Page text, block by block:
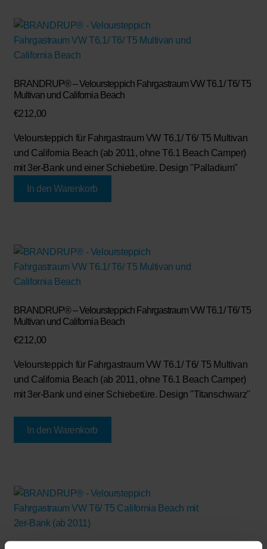
BRANDRUP® – Veloursteppich Fahrgastraum VW T6.1/ T6/ T5
Multivan und California Beach
€212,00
Veloursteppich für Fahrgastraum VW T6.1/ T6/ T5 Multivan
und California Beach (ab 2011, ohne T6.1 Beach Camper)
mit 3er-Bank und einer Schiebetüre. Design "Palladium"
In den Warenkorb
BRANDRUP® – Veloursteppich Fahrgastraum VW T6.1/ T6/ T5
Multivan und California Beach
€212,00
Veloursteppich für Fahrgastraum VW T6.1/ T6/ T5 Multivan
und California Beach (ab 2011, ohne T6.1 Beach Camper)
mit 3er-Bank und einer Schiebetüre. Design "Titanschwarz"
In den Warenkorb